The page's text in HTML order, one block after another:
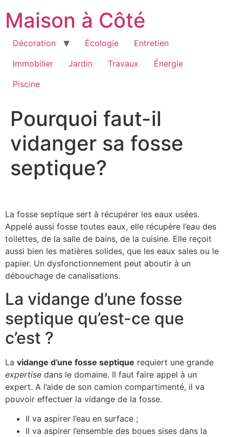
contenu
Maison à Côté
Décoration Écologie
Entretien
Immobilier
Jardin Travaux
Énergie
Piscine
Pourquoi faut-il
vidanger sa fosse
septique?
La fosse septique sert à récupérer les eaux usées.
Appelé aussi fosse toutes eaux, elle récupère l’eau des
toilettes, de la salle de bains, de la cuisine. Elle reçoit
aussi bien les matières solides, que les eaux sales ou le
papier. Un dysfonctionnement peut aboutir à un
débouchage de canalisations.
La vidange d’une fosse
septique qu’est-ce que
c’est ?
La vidange d’une fosse septique requiert une grande
expertise dans le domaine. Il faut faire appel à un
expert. A l’aide de son camion compartimenté, il va
pouvoir effectuer la vidange de la fosse.
Il va aspirer l’eau en surface ;
Il va aspirer l’ensemble des boues sises dans la